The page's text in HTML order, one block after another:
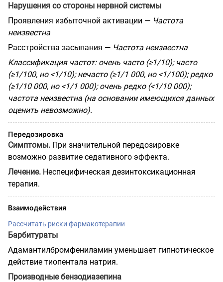
Нарушения со стороны нервной системы
Проявления избыточной активации — Частота
неизвестна
Расстройства засыпания — Частота неизвестна
Классификация частот: очень часто (≥1/10); часто
(≥1/100, но <1/10); нечасто (≥1/1 000, но <1/100); редко
(≥1/10 000, но <1/1 000); очень редко (<1/10 000);
частота неизвестна (на основании имеющихся данных
оценить невозможно).
Передозировка
Симптомы. При значительной передозировке
возможно развитие седативного эффекта.
Лечение. Неспецифическая дезинтоксикационная
терапия.
Взаимодействия
Рассчитать риски фармакотерапии
Барбитураты
Адамантилбромфениламин уменьшает гипнотическое
действие тиопентала натрия.
Производные бензодиазепина